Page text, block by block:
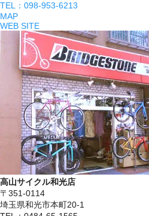
TEL：098-953-6213
MAP
WEB SITE
高山サイクル和光店
〒351-0114
埼玉県和光市本町20-1